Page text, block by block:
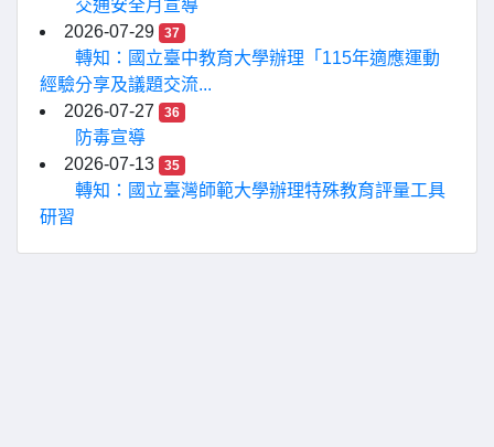
交通安全月宣導
2026-07-29
37
轉知：國立臺中教育大學辦理「115年適應運動
經驗分享及議題交流...
2026-07-27
36
防毒宣導
2026-07-13
35
轉知：國立臺灣師範大學辦理特殊教育評量工具
研習